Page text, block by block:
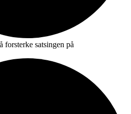
satsingen på